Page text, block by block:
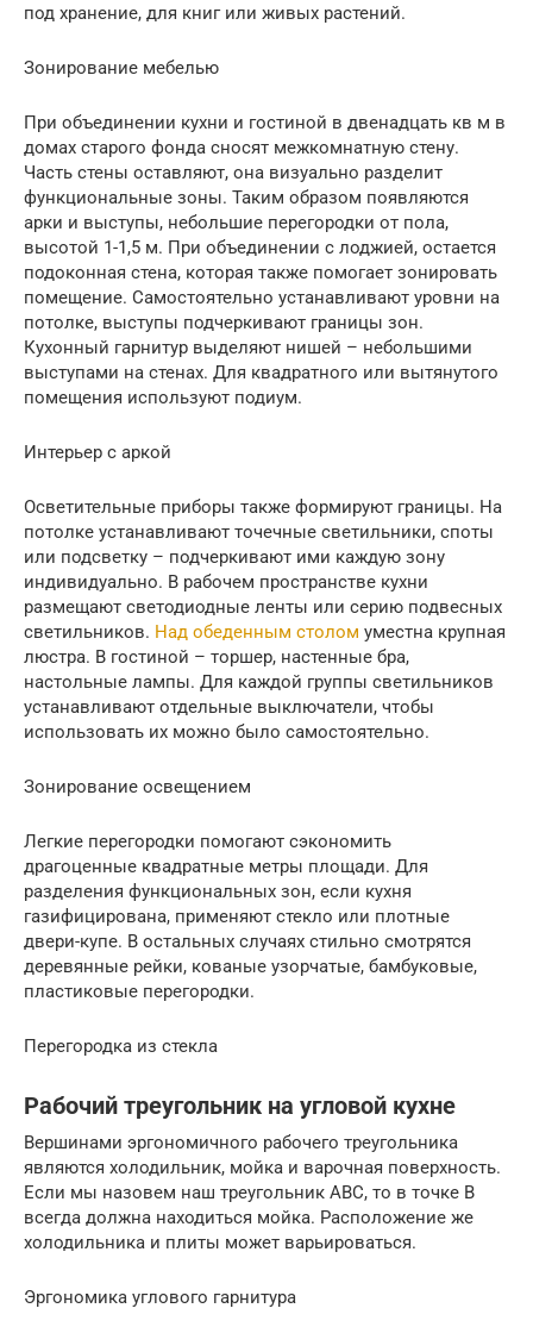
под хранение, для книг или живых растений.
Зонирование мебелью
При объединении кухни и гостиной в двенадцать кв м в
домах старого фонда сносят межкомнатную стену.
Часть стены оставляют, она визуально разделит
функциональные зоны. Таким образом появляются
арки и выступы, небольшие перегородки от пола,
высотой 1-1,5 м. При объединении с лоджией, остается
подоконная стена, которая также помогает зонировать
помещение. Самостоятельно устанавливают уровни на
потолке, выступы подчеркивают границы зон.
Кухонный гарнитур выделяют нишей – небольшими
выступами на стенах. Для квадратного или вытянутого
помещения используют подиум.
Интерьер с аркой
Осветительные приборы также формируют границы. На
потолке устанавливают точечные светильники, споты
или подсветку – подчеркивают ими каждую зону
индивидуально. В рабочем пространстве кухни
размещают светодиодные ленты или серию подвесных
светильников. Над обеденным столом уместна крупная
люстра. В гостиной – торшер, настенные бра,
настольные лампы. Для каждой группы светильников
устанавливают отдельные выключатели, чтобы
использовать их можно было самостоятельно.
Зонирование освещением
Легкие перегородки помогают сэкономить
драгоценные квадратные метры площади. Для
разделения функциональных зон, если кухня
газифицирована, применяют стекло или плотные
двери-купе. В остальных случаях стильно смотрятся
деревянные рейки, кованые узорчатые, бамбуковые,
пластиковые перегородки.
Перегородка из стекла
Рабочий треугольник на угловой кухне
Вершинами эргономичного рабочего треугольника
являются холодильник, мойка и варочная поверхность.
Если мы назовем наш треугольник ABC, то в точке B
всегда должна находиться мойка. Расположение же
холодильника и плиты может варьироваться.
Эргономика углового гарнитура